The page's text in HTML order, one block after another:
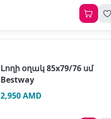
Լողի օղակ 85х79/76 սմ
Bestway
2,950 AMD